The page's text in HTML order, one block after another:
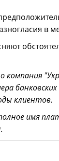
в
компания
клиентов.
имя